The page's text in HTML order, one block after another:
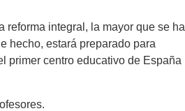
reforma integral, la mayor que se ha
hecho, estará preparado para
primer centro educativo de España